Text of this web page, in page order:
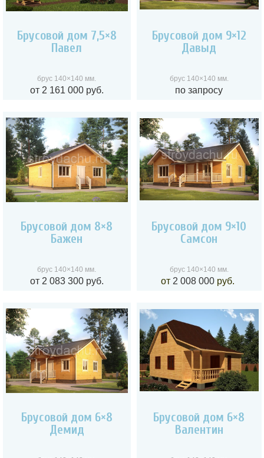
Брусовой дом 7,5×8
Павел
Брусовой дом 9×12
Давыд
брус 140×140 мм.
от 2 161 000руб.
брус 140×140 мм.
по запросу
Брусовой дом 8×8
Бажен
Брусовой дом 9×10
Самсон
брус 140×140 мм.
от 2 083 300 руб.
брус 140×140 мм.
от 2 008 000 руб.
Брусовой дом 6×8
Демид
Брусовой дом 6×8
Валентин